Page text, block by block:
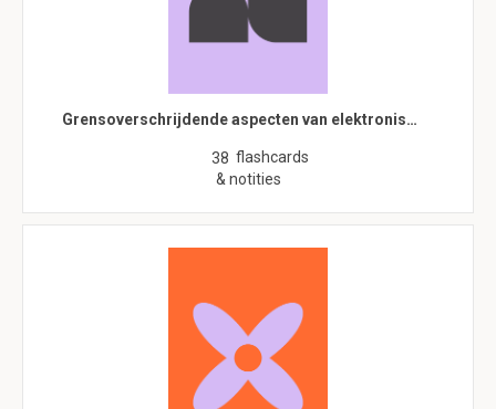
Grensoverschrijdende aspecten van elektronis…
38 flashcards
& notities